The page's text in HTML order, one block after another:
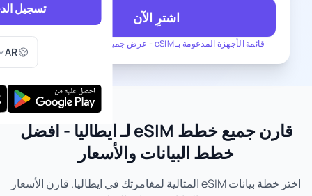
تسجيل
AR
اختر قائمة الأجهزة المدعومة بـ eSIM - عرض جميع الخطط لـ ايطاليا
اشترِ الآن
قارن جميع خطط eSIM لـ ايطاليا - أفضل
خطط البيانات والأسعار
اختر خطة بيانات eSIM المثالية لمغامرتك في ايطاليا. قارن الأسعار